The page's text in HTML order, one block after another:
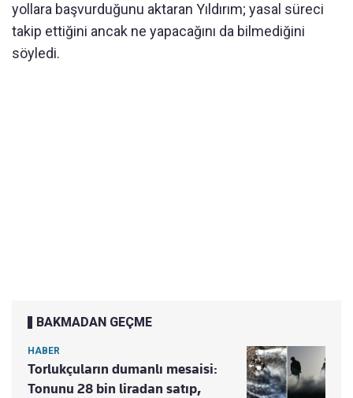
yollara başvurduğunu aktaran Yıldırım; yasal süreci
takip ettiğini ancak ne yapacağını da bilmediğini
söyledi.
BAKMADAN GEÇME
HABER
Torlukçuların dumanlı mesaisi:
Tonunu 28 bin liradan satıp,